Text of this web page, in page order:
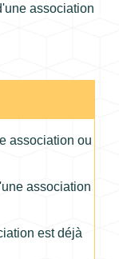
association
association ou
association
est déjà